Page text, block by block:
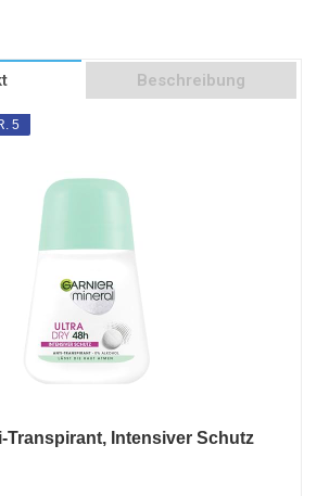
Beschreibung
5
Transpirant, Intensiver Schutz